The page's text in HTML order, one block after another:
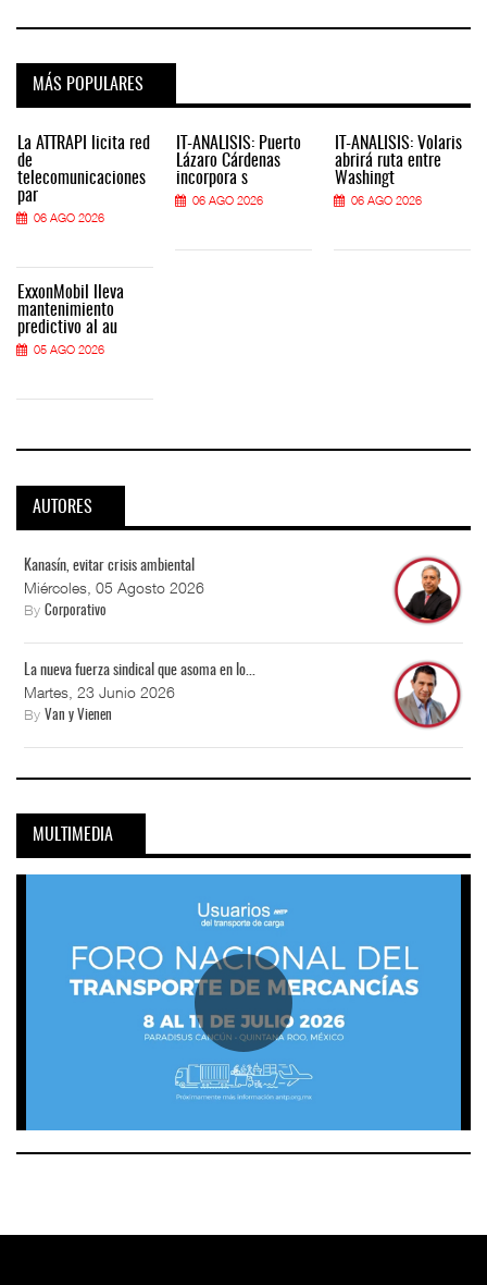
MÁS POPULARES
La ATTRAPI licita red
de
telecomunicaciones
par
06 AGO 2026
ExxonMobil lleva
mantenimiento
predictivo al au
05 AGO 2026
IT-ANÁLISIS: Puerto
Lázaro Cárdenas
incorpora s
06 AGO 2026
IT-ANÁLISIS: Volaris
abrirá ruta entre
Washingt
06 AGO 2026
AUTORES
Kanasín, evitar crisis ambiental
Miércoles, 05 Agosto 2026
By Corporativo
La nueva fuerza sindical que asoma en lo...
Martes, 23 Junio 2026
By Van y Vienen
MULTIMEDIA